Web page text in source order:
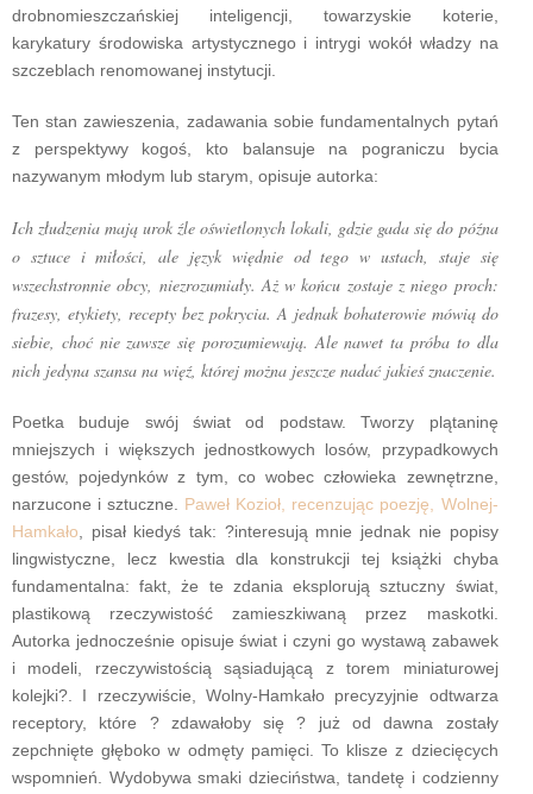
drobnomieszczańskiej inteligencji, towarzyskie koterie,
karykatury środowiska artystycznego i intrygi wokół władzy na
szczeblach renomowanej instytucji.
Ten stan zawieszenia, zadawania sobie fundamentalnych pytań
z perspektywy kogoś, kto balansuje na pograniczu bycia
nazywanym młodym lub starym, opisuje autorka:
Ich złudzenia mają urok źle oświetlonych lokali, gdzie gada się do późna
o sztuce i miłości, ale język więdnie od tego w ustach, staje się
wszechstronnie obcy, niezrozumiały. Aż w końcu zostaje z niego proch:
frazesy, etykiety, recepty bez pokrycia. A jednak bohaterowie mówią do
siebie, choć nie zawsze się porozumiewają. Ale nawet ta próba to dla
nich jedyna szansa na więź, której można jeszcze nadać jakieś znaczenie.
Poetka buduje swój świat od podstaw. Tworzy plątaninę
mniejszych i większych jednostkowych losów, przypadkowych
gestów, pojedynków z tym, co wobec człowieka zewnętrzne,
narzucone i sztuczne. Paweł Kozioł, recenzując poezję, Wolnej-
Hamkało , pisał kiedyś tak: ?interesują mnie jednak nie popisy
lingwistyczne, lecz kwestia dla konstrukcji tej książki chyba
fundamentalna: fakt, że te zdania eksplorują sztuczny świat,
plastikową rzeczywistość zamieszkiwaną przez maskotki.
Autorka jednocześnie opisuje świat i czyni go wystawą zabawek
i modeli, rzeczywistością sąsiadującą z torem miniaturowej
kolejki?. I rzeczywiście, Wolny-Hamkało precyzyjnie odtwarza
receptory, które ? zdawałoby się ? już od dawna zostały
zepchnięte głęboko w odmęty pamięci. To klisze z dziecięcych
wspomnień. Wydobywa smaki dzieciństwa, tandetę i codzienny